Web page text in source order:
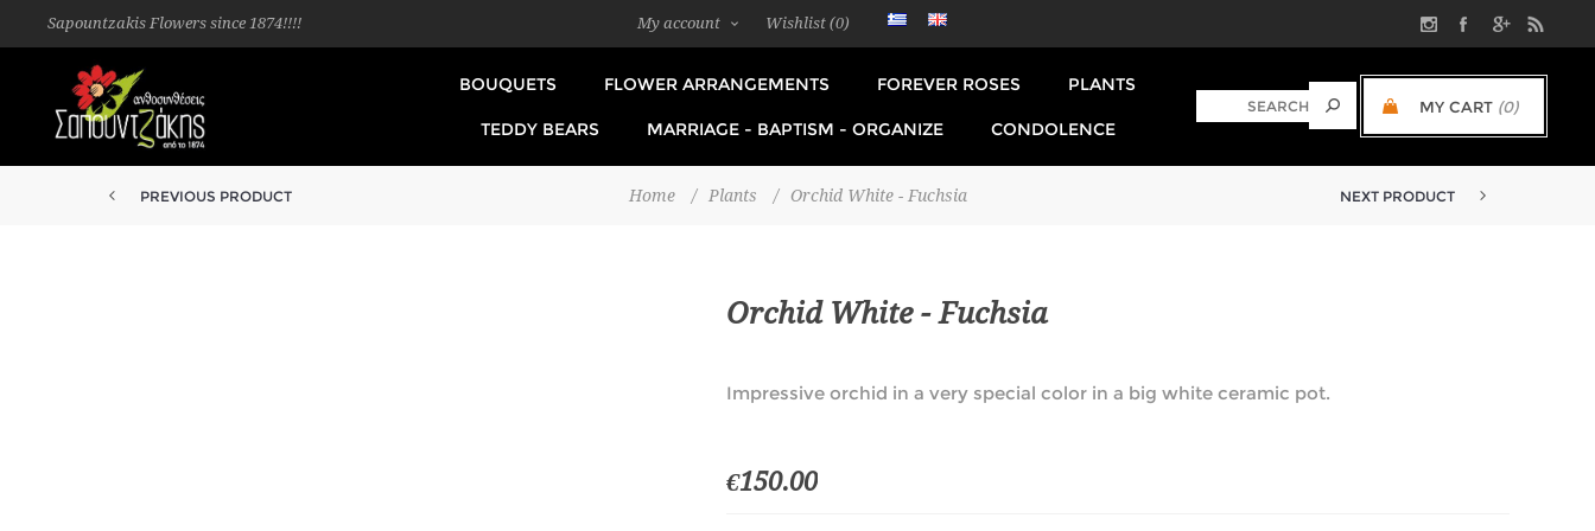
Sapountzakis Flowers since 1874!!!! My account Wishlist (0)
MY CART (0)
BOUQUETS FLOWER ARRANGEMENTS FOREVER ROSES PLANTS
TEDDY BEARS MARRIAGE - BAPTISM - ORGANIZE CONDOLENCE
Home / Plants / Orchid White - Fuchsia
PREVIOUS PRODUCT NEXT PRODUCT
Orchid White - Fuchsia
Impressive orchid in a very special color in a big white ceramic pot.
€150.00